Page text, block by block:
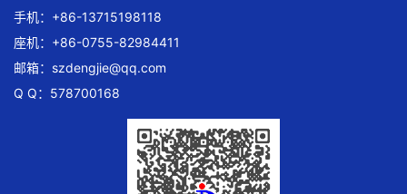
手机：+86-13715198118
座机：+86-0755-82984411
邮箱： szdengjie@qq.com
Q Q：578700168